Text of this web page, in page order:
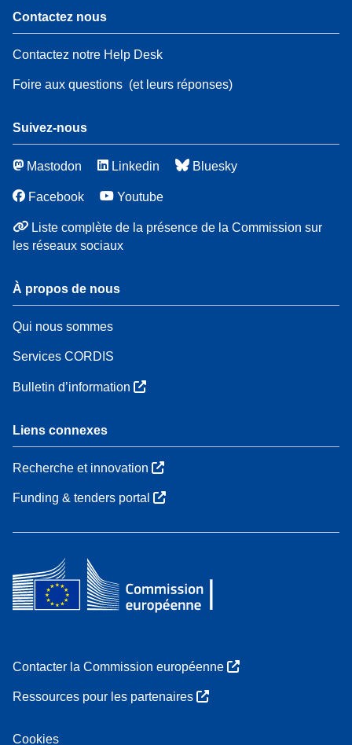
Contactez nous
Contactez notre Help Desk
Foire aux questions (et leurs réponses)
Suivez-nous
Mastodon Linkedin Bluesky
Facebook Youtube
Liste complète de la présence de la Commission sur
les réseaux sociaux
À propos de nous
Qui nous sommes
Services CORDIS
Bulletin d’information
Liens connexes
Recherche et innovation
Funding & tenders portal
Contacter la Commission européenne
Ressources pour les partenaires
Cookies